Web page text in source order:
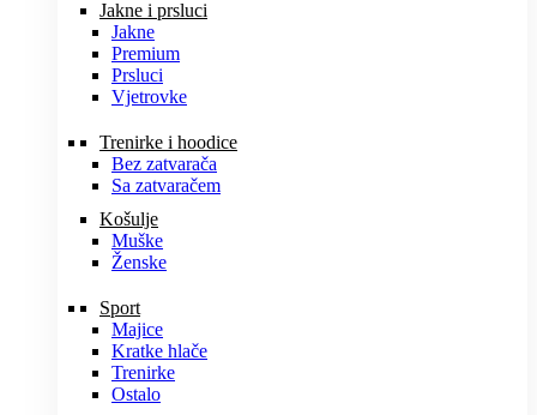
Jakne i prsluci
Jakne
Premium
Prsluci
Vjetrovke
Trenirke i hoodice
Bez zatvarača
Sa zatvaračem
Košulje
Muške
Ženske
Sport
Majice
Kratke hlače
Trenirke
Ostalo